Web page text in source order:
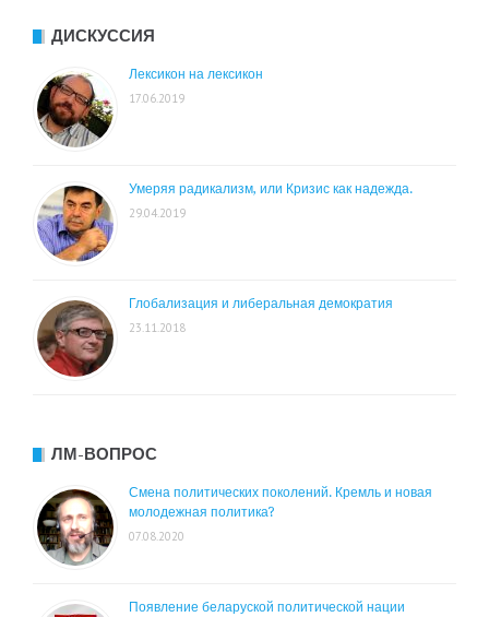
ДИСКУССИЯ
Лексикон на лексикон
17.06.2019
Умеряя радикализм, или Кризис как надежда.
29.04.2019
Глобализация и либеральная демократия
23.11.2018
ЛМ-ВОПРОС
Смена политических поколений. Кремль и новая
молодежная политика?
07.08.2020
Появление беларуской политической нации